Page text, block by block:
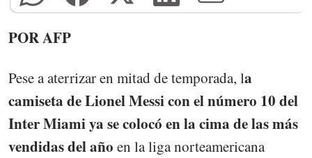
POR AFP
Pese a aterrizar en mitad de temporada, la
camiseta de Lionel Messi con el número 10 del
Inter Miami ya se colocó en la cima de las más
vendidas del año en la liga norteamericana